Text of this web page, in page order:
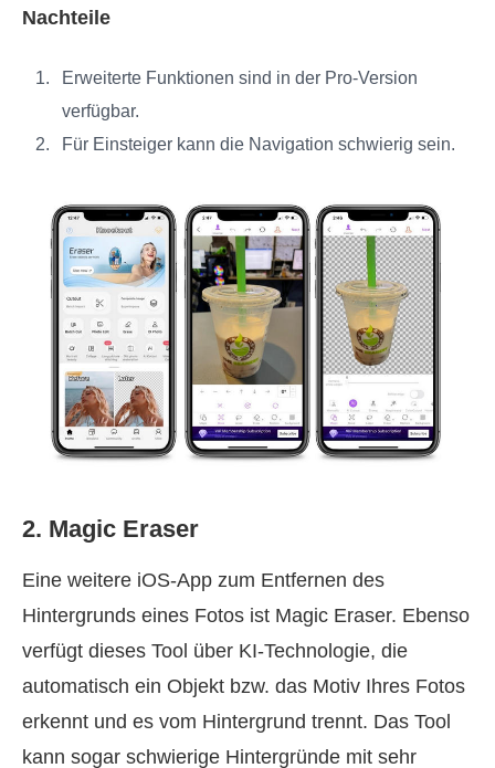
Nachteile
Erweiterte Funktionen sind in der Pro‑Version
verfügbar.
Für Einsteiger kann die Navigation schwierig sein.
2. Magic Eraser
Eine weitere iOS‑App zum Entfernen des
Hintergrunds eines Fotos ist Magic Eraser. Ebenso
verfügt dieses Tool über KI‑Technologie, die
automatisch ein Objekt bzw. das Motiv Ihres Fotos
erkennt und es vom Hintergrund trennt. Das Tool
kann sogar schwierige Hintergründe mit sehr